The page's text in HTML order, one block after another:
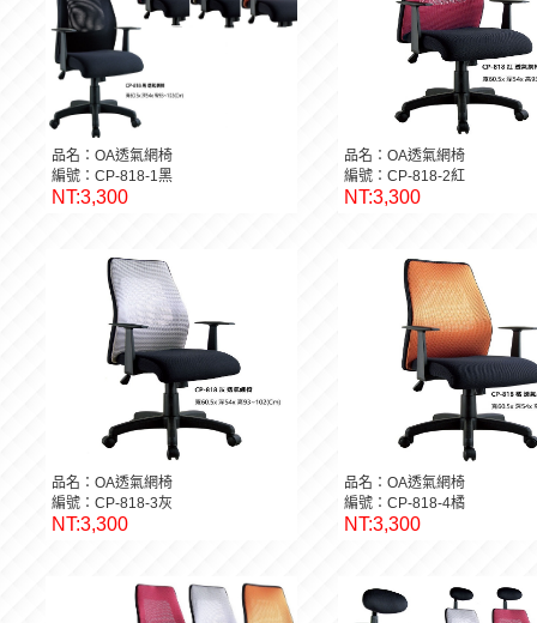
品名：OA透氣網椅
編號：CP-818-1黑
NT:3,300
品名：OA透氣網椅
編號：CP-818-2紅
NT:3,300
品名：OA透氣網椅
編號：CP-818-3灰
NT:3,300
品名：OA透氣網椅
編號：CP-818-4橘
NT:3,300